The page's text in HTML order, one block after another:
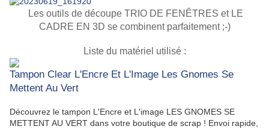
Les outils de découpe TRIO DE FENÊTRES et LE
CADRE EN 3D se combinent parfaitement ;-)
Liste du matériel utilisé :
Tampon Clear L'Encre Et L'Image Les Gnomes Se
Mettent Au Vert
Découvrez le tampon L'Encre et L'image LES GNOMES SE
METTENT AU VERT dans votre boutique de scrap ! Envoi rapide,